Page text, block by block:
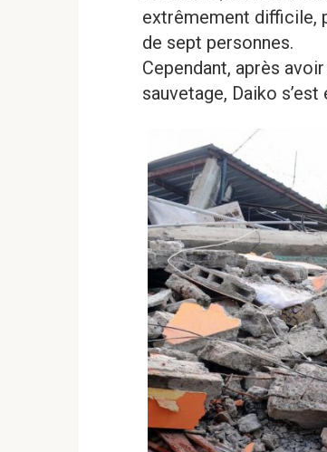
extrêmement difficile,
de sept personnes.
Cependant, après
sauvetage, Daiko